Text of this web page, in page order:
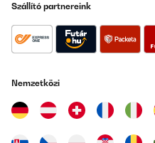
Szállító partnereink
Nemzetközi